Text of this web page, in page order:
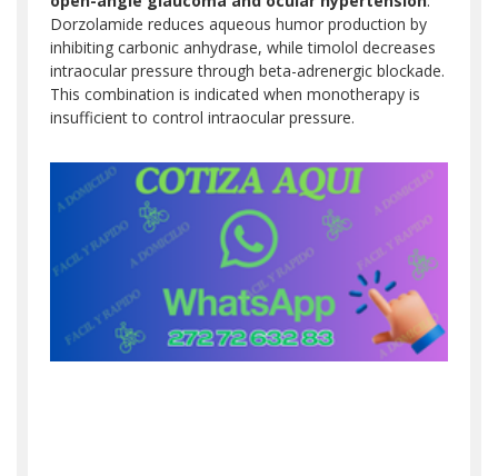
Dorzolamide reduces aqueous humor production by
inhibiting carbonic anhydrase, while timolol decreases
intraocular pressure through beta-adrenergic blockade.
This combination is indicated when monotherapy is
insufficient to control intraocular pressure.